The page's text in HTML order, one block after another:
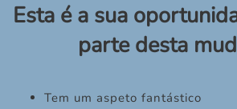
Esta é a sua
parte desta
Tem um aspeto fantástico